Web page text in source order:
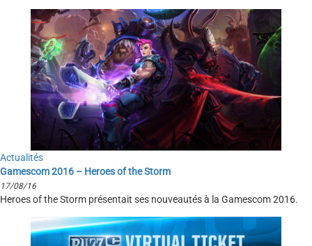
Actualités
Gamescom 2016 – Heroes of the Storm
17/08/16
Heroes of the Storm présentait ses nouveautés à la Gamescom 2016.